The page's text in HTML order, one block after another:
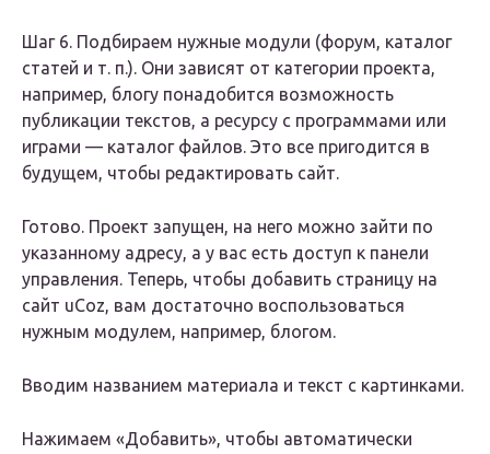
Шаг 6. Подбираем нужные модули (форум, каталог
статей и т. п.). Они зависят от категории проекта,
например, блогу понадобится возможность
публикации текстов, а ресурсу с программами или
играми — каталог файлов. Это все пригодится в
будущем, чтобы редактировать сайт.
Готово. Проект запущен, на него можно зайти по
указанному адресу, а у вас есть доступ к панели
управления. Теперь, чтобы добавить страницу на
сайт uCoz, вам достаточно воспользоваться
нужным модулем, например, блогом.
Вводим названием материала и текст с картинками.
Нажимаем «Добавить», чтобы автоматически